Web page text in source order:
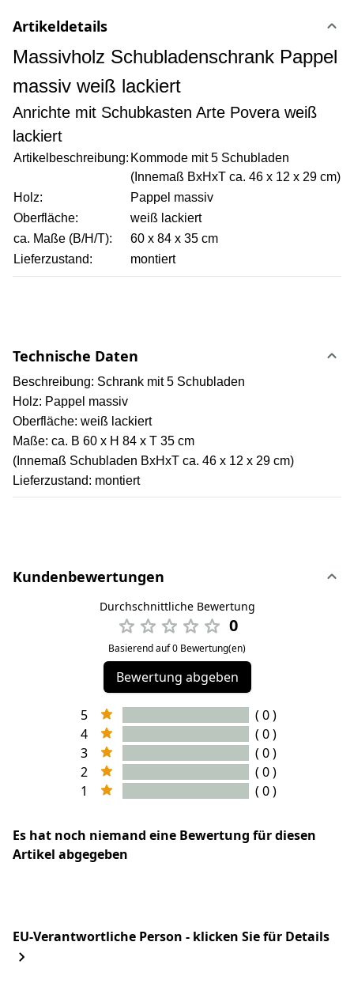
Artikeldetails
Massivholz Schubladenschrank Pappel
massiv weiß lackiert
Anrichte mit Schubkasten Arte Povera weiß
lackiert
Artikelbeschreibung: Kommode mit 5 Schubladen
(Innemaß BxHxT ca. 46 x 12 x 29 cm)
Holz:
Pappel massiv
Oberfläche:
weiß lackiert
ca. Maße (B/H/T):
60 x 84 x 35 cm
Lieferzustand:
montiert
Technische Daten
Beschreibung: Schrank mit 5 Schubladen
Holz: Pappel massiv
Oberfläche: weiß lackiert
Maße: ca. B 60 x H 84 x T 35 cm
(Innemaß Schubladen BxHxT ca. 46 x 12 x 29 cm)
Lieferzustand: montiert
Kundenbewertungen
Durchschnittliche Bewertung
0
Basierend auf 0 Bewertung(en)
Bewertung abgeben
5
( 0 )
4
( 0 )
3
( 0 )
2
( 0 )
1
( 0 )
Es hat noch niemand eine Bewertung für diesen
Artikel abgegeben
EU-Verantwortliche Person - klicken Sie für Details